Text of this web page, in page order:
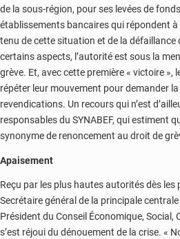
de la sous-région, pour ses levées de
établissements bancaires qui répondent
tenu de cette situation et de la défaillance
certains aspects, l’autorité est sous la
grève. Et, avec cette première « victoire »,
répéter leur mouvement pour demander
revendications. Un recours qui n’est
responsables du SYNABEF, qui estiment
synonyme de renoncement au droit de
Apaisement
Reçu par les plus hautes autorités dès les
Secrétaire général de la principale
Président du Conseil Économique, Social,
s’est réjoui du dénouement de la crise. «